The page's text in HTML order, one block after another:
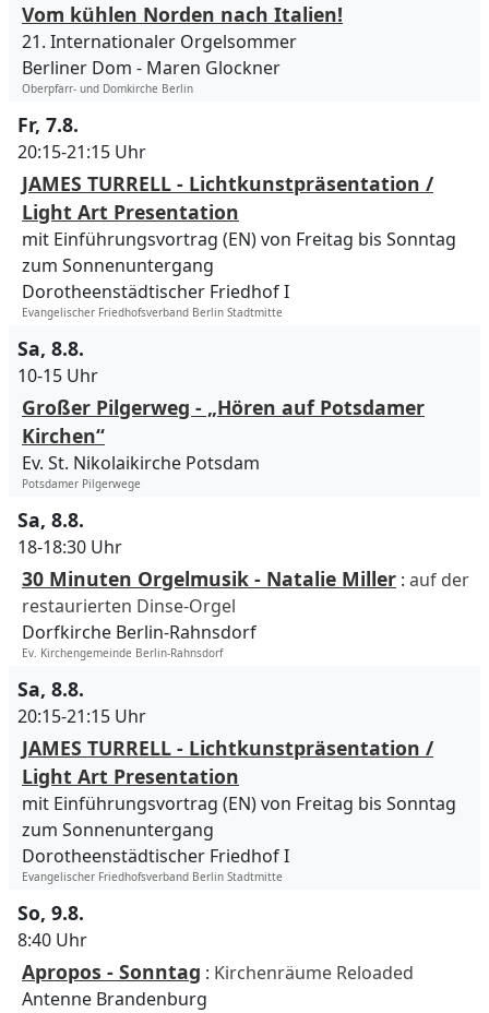
Vom kühlen Norden nach Italien!
21. Internationaler Orgelsommer
Berliner Dom
Maren Glockner
Oberpfarr- und Domkirche Berlin
Fr, 7.8.
20:15-21:15 Uhr
JAMES TURRELL - Lichtkunstpräsentation /
Light Art Presentation
mit Einführungsvortrag (EN) von Freitag bis Sonntag
zum Sonnenuntergang
Dorotheenstädtischer Friedhof I
Evangelischer Friedhofsverband Berlin Stadtmitte
Sa, 8.8.
10-15 Uhr
Großer Pilgerweg - „Hören auf Potsdamer
Kirchen“
Ev. St. Nikolaikirche Potsdam
Potsdamer Pilgerwege
Sa, 8.8.
18-18:30 Uhr
30 Minuten Orgelmusik - Natalie Miller : auf der
restaurierten Dinse-Orgel
Dorfkirche Berlin-Rahnsdorf
Ev. Kirchengemeinde Berlin-Rahnsdorf
Sa, 8.8.
20:15-21:15 Uhr
JAMES TURRELL - Lichtkunstpräsentation /
Light Art Presentation
mit Einführungsvortrag (EN) von Freitag bis Sonntag
zum Sonnenuntergang
Dorotheenstädtischer Friedhof I
Evangelischer Friedhofsverband Berlin Stadtmitte
So, 9.8.
8:40 Uhr
Apropos - Sonntag : Kirchenräume Reloaded
Antenne Brandenburg